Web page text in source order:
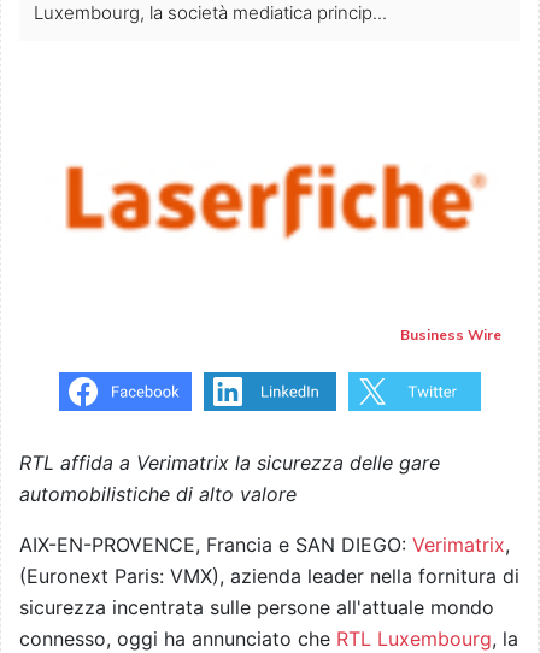
Luxembourg, la società mediatica princip...
Business Wire
RTL affida a Verimatrix la sicurezza delle gare
automobilistiche di alto valore
AIX-EN-PROVENCE, Francia e SAN DIEGO: Verimatrix,
(Euronext Paris: VMX), azienda leader nella fornitura di
sicurezza incentrata sulle persone all'attuale mondo
connesso, oggi ha annunciato che RTL Luxembourg, la